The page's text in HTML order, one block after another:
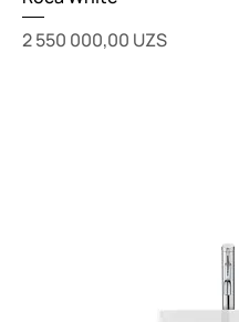
Цена
2 550 000,00 UZS